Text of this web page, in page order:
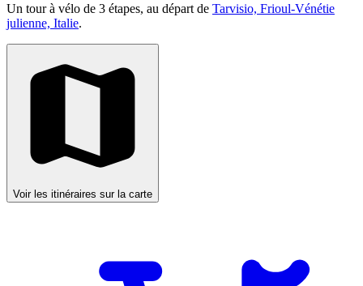
Un tour à vélo de 3 étapes, au départ de Tarvisio, Frioul-Vénétie
julienne, Italie.
Voir les itinéraires sur la carte